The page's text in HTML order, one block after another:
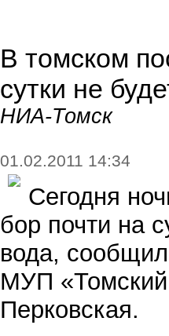
В томском
сутки не
НИА-Томск
01.02.2011 14:34
Сегодня
бор почти на
вода,
МУП
Перковская.